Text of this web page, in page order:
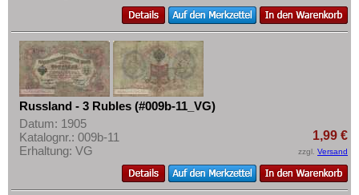
Russland - 3 Rubles (#009b-11_VG)
Datum: 1905
Katalognr.: 009b-11
Erhaltung: VG
1,99 €
zzgl. Versand